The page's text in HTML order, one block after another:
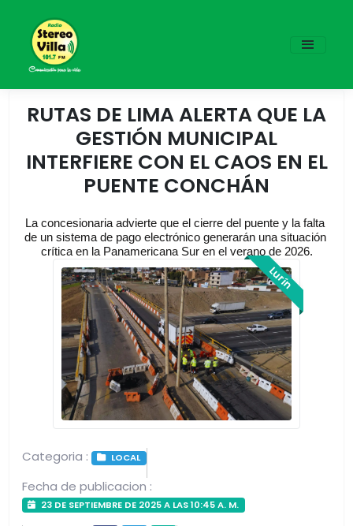
RUTAS DE LIMA ALERTA QUE LA
GESTIÓN MUNICIPAL
INTERFIERE CON EL CAOS EN EL
PUENTE CONCHÁN
La concesionaria advierte que el cierre del puente y la falta
de un sistema de pago electrónico generarán una situación
crítica en la Panamericana Sur en el verano de 2026.
Lurín
Categoria : LOCAL
Fecha de publicacion :
23 DE SEPTIEMBRE DE 2025 A LAS 10:45 A. M.